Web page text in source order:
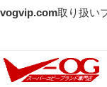
vogvip.com取り扱い